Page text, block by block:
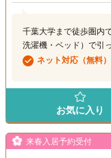
千葉大学まで徒歩圏内
洗濯機・ベッド）で引
ネット対応（無料
お気に入り
来春入居予約受付